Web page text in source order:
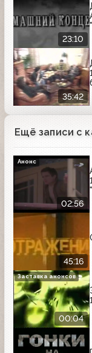
23:10
35:42
Ещё записи с
02:56
Анонс
45:16
00:04
Заставка анонсов